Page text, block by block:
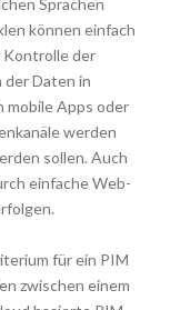
Sprachen
können einfach
der
Daten in
mobile Apps oder
werden
sollen. Auch
einfache Web-
für ein PIM
zwischen einem